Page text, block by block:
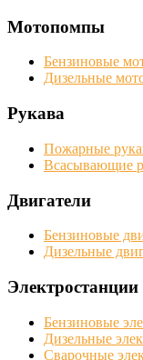
Мотопомпы
Бензиновые
Дизельные
Рукава
Пожарные
Всасывающие
Двигатели
Бензиновые
Дизельные
Электростанции
Бензиновые
Дизельные
Сварочные